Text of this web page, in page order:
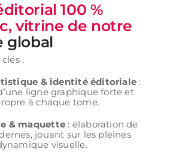
100 %
vitrine de notre
global
:
& identité éditoriale :
ligne graphique forte et
à chaque tome.
& maquette : élaboration de
jouant sur les pleines
visuelle.